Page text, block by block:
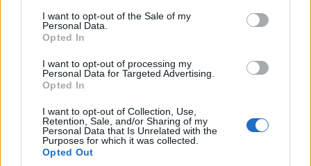
I want to opt-out of the Sale of my
Personal Data.
Opted In
I want to opt-out of processing my
Personal Data for Targeted Advertising.
Opted In
I want to opt-out of Collection, Use,
Retention, Sale, and/or Sharing of my
Personal Data that Is Unrelated with the
Purposes for which it was collected.
Opted Out
sconosciuto alla maggior parte dei loro coetanei.
mattino per preparare tutto e per guadagnare
qualche soldino anziché mettere il broncio ai
genitori nel tentativo di farsi dare da loro
l’ammontare per l’acquisto del Ciao. E stava anche
funzionando:in pochi giorni avevano raccolto
circa cento euro